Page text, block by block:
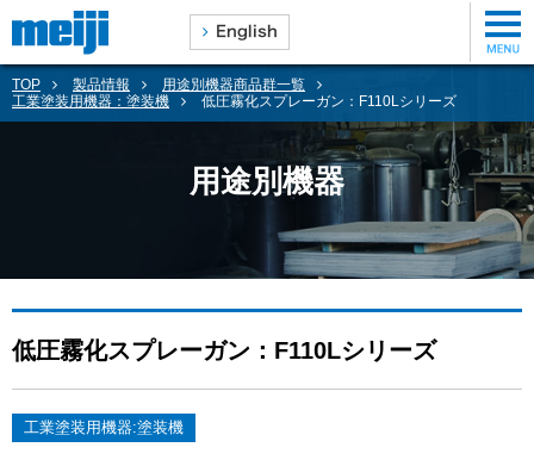
TOP 製品情報
用途別機器商品群一覧
工業塗装用機器：塗装機
低圧霧化スプレーガン：F110Lシリーズ
用途別機器
低圧霧化スプレーガン：F110Lシリーズ
工業塗装用機器:塗装機